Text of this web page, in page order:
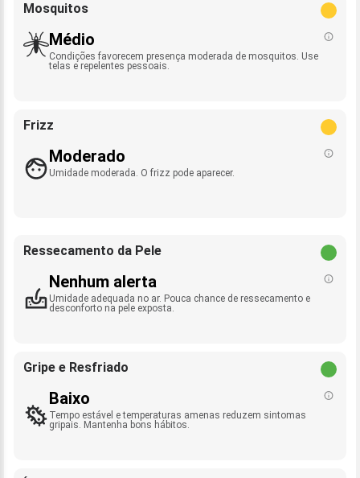
Mosquitos
Médio
Condições favorecem presença moderada de mosquitos. Use
telas e repelentes pessoais.
Frizz
Moderado
Umidade moderada. O frizz pode aparecer.
Ressecamento da Pele
Nenhum alerta
Umidade adequada no ar. Pouca chance de ressecamento e
desconforto na pele exposta.
Gripe e Resfriado
Baixo
Tempo estável e temperaturas amenas reduzem sintomas
gripais. Mantenha bons hábitos.